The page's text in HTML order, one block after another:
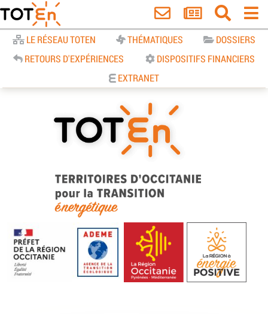
LE RÉSEAU TOTEN THÉMATIQUES
DOSSIERS
RETOURS D'EXPÉRIENCES
DISPOSITIFS FINANCIERS
EXTRANET
TOTEn Occitanie | Territoires
d’Occitanie pour la Transition
Energétique